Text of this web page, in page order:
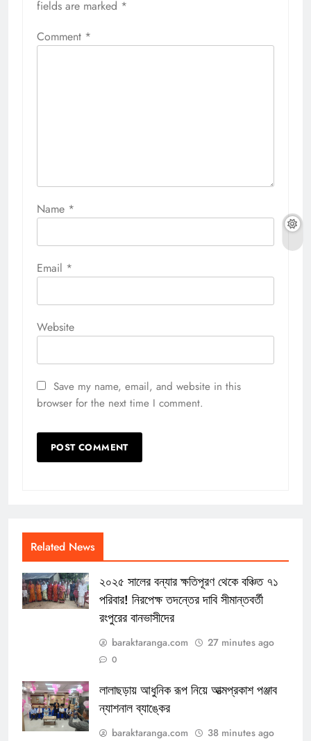
fields are marked *
Comment *
Name *
Email *
Website
Save my name, email, and website in this
browser for the next time I comment.
Related News
২০২৫ সালের বন্যার ক্ষতিপূরণ থেকে বঞ্চিত ৭১
পরিবার! নিরপেক্ষ তদন্তের দাবি সীমান্তবর্তী
রংপুরের বানভাসীদের
baraktaranga.com 27 minutes ago
0
লালাছড়ায় আধুনিক রূপ নিয়ে আত্মপ্রকাশ পঞ্জাব
ন্যাশনাল ব্যাঙ্কের
baraktaranga.com 38 minutes ago